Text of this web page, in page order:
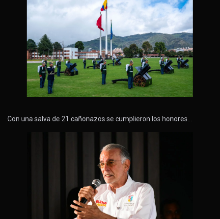
Con una salva de 21 cañonazos se cumplieron los honores…